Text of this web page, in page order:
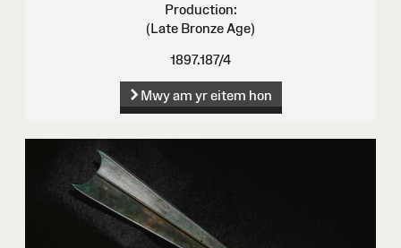
Production:
(Late Bronze Age)
1897.187/4
Mwy am yr eitem hon